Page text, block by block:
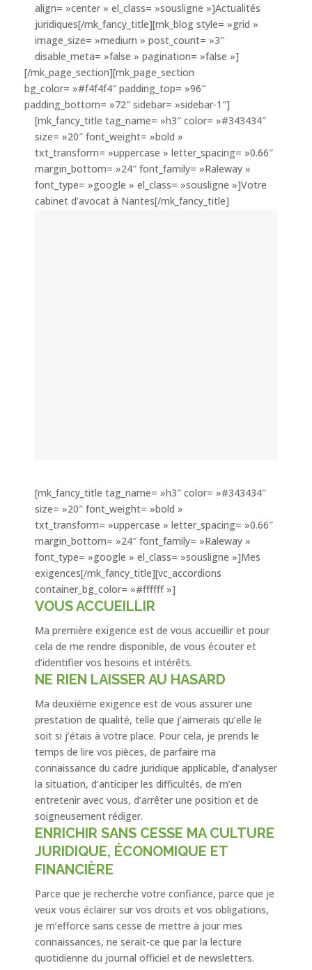
align= »center » el_class= »sousligne »]Actualités
juridiques[/mk_fancy_title][mk_blog style= »grid »
image_size= »medium » post_count= »3″
disable_meta= »false » pagination= »false »]
[/mk_page_section][mk_page_section
bg_color= »#f4f4f4″ padding_top= »96″
padding_bottom= »72″ sidebar= »sidebar-1″]
[mk_fancy_title tag_name= »h3″ color= »#343434″
size= »20″ font_weight= »bold »
txt_transform= »uppercase » letter_spacing= »0.66″
margin_bottom= »24″ font_family= »Raleway »
font_type= »google » el_class= »sousligne »]Votre
cabinet d’avocat à Nantes[/mk_fancy_title]
[mk_fancy_title tag_name= »h3″ color= »#343434″
size= »20″ font_weight= »bold »
txt_transform= »uppercase » letter_spacing= »0.66″
margin_bottom= »24″ font_family= »Raleway »
font_type= »google » el_class= »sousligne »]Mes
exigences[/mk_fancy_title][vc_accordions
container_bg_color= »#ffffff »]
VOUS ACCUEILLIR
Ma première exigence est de vous accueillir et pour
cela de me rendre disponible, de vous écouter et
d’identifier vos besoins et intérêts.
NE RIEN LAISSER AU HASARD
Ma deuxième exigence est de vous assurer une
prestation de qualité, telle que j’aimerais qu’elle le
soit si j’étais à votre place. Pour cela, je prends le
temps de lire vos pièces, de parfaire ma
connaissance du cadre juridique applicable, d’analyser
la situation, d’anticiper les difficultés, de m’en
entretenir avec vous, d’arrêter une position et de
soigneusement rédiger.
ENRICHIR SANS CESSE MA CULTURE
JURIDIQUE, ÉCONOMIQUE ET
FINANCIÈRE
Parce que je recherche votre confiance, parce que je
veux vous éclairer sur vos droits et vos obligations,
je m’efforce sans cesse de mettre à jour mes
connaissances, ne serait-ce que par la lecture
quotidienne du journal officiel et de newsletters.